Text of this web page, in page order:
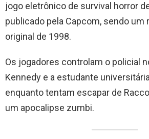
jogo eletrônico de survival horror
publicado pela Capcom, sendo um
original de 1998.
Os jogadores controlam o policial
Kennedy e a estudante
enquanto tentam escapar de
um apocalipse zumbi.